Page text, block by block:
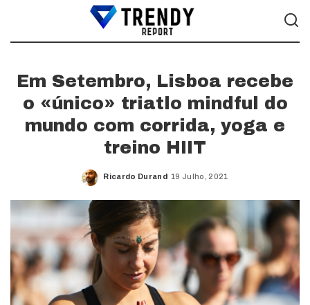
Em Setembro, Lisboa recebe
o «único» triatlo mindful do
mundo com corrida, yoga e
treino HIIT
Posted
Ricardo Durand 19 Julho, 2021